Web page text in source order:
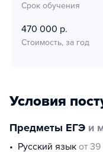
Срок обучения
470 000 р.
Стоимость, за год
Условия
Предметы ЕГЭ и
русский язык от 39